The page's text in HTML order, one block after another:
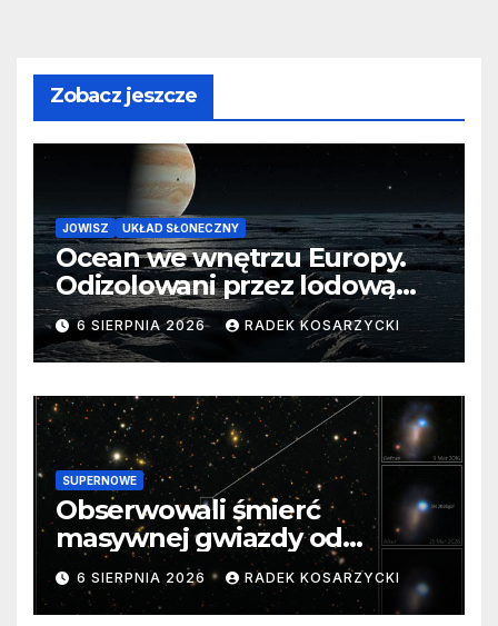
Zobacz jeszcze
JOWISZ UKŁAD SŁONECZNY
Ocean we wnętrzu Europy.
Odizolowani przez lodową
barierę
6 SIERPNIA 2026 RADEK KOSARZYCKI
SUPERNOWE
Obserwowali śmierć
masywnej gwiazdy od
samego początku. Niezwykle
cenne dane
6 SIERPNIA 2026 RADEK KOSARZYCKI